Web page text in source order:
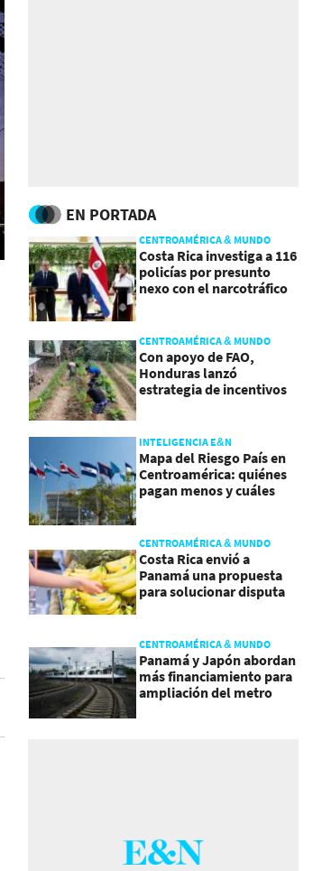
EN PORTADA
CENTROAMÉRICA & MUNDO
Costa Rica investiga a 116
policías por presunto
nexo con el narcotráfico
CENTROAMÉRICA & MUNDO
Con apoyo de FAO,
Honduras lanzó
estrategia de incentivos
INTELIGENCIA E&N
Mapa del Riesgo País en
Centroamérica: quiénes
pagan menos y cuáles
CENTROAMÉRICA & MUNDO
Costa Rica envió a
Panamá una propuesta
para solucionar disputa
CENTROAMÉRICA & MUNDO
Panamá y Japón abordan
más financiamiento para
ampliación del metro